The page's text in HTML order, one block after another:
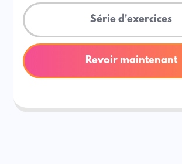
Série d'exercices
Revoir maintenant